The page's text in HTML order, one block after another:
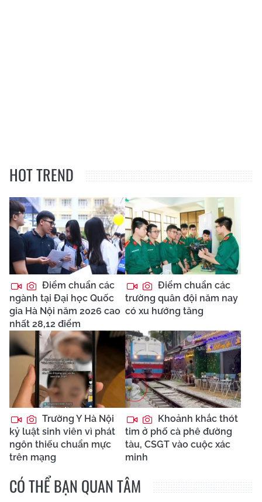
HOT TREND
Điểm chuẩn các
ngành tại Đại học Quốc
gia Hà Nội năm 2026 cao
nhất 28,12 điểm
Điểm chuẩn các
trường quân đội năm nay
có xu hướng tăng
Trường Y Hà Nội
kỷ luật sinh viên vì phát
ngôn thiếu chuẩn mực
trên mạng
Khoảnh khắc thót
tim ở phố cà phê đường
tàu, CSGT vào cuộc xác
minh
CÓ THỂ BẠN QUAN TÂM